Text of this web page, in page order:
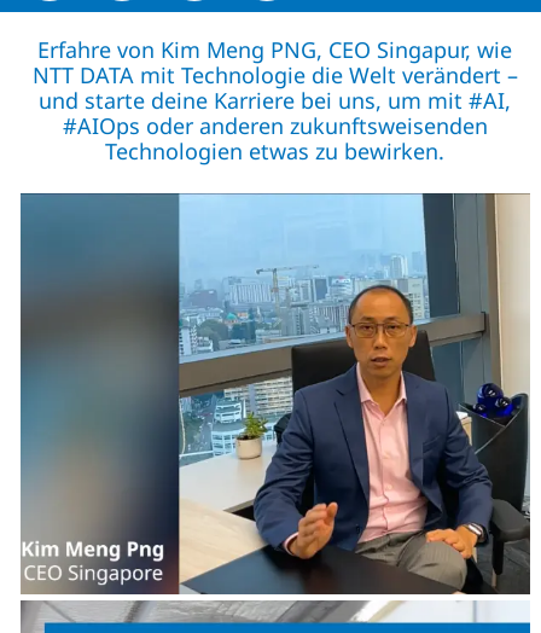
Erfahre von Kim Meng PNG, CEO Singapur, wie
NTT DATA mit Technologie die Welt verändert –
und starte deine Karriere bei uns, um mit #AI,
#AIOps oder anderen zukunftsweisenden
Technologien etwas zu bewirken.